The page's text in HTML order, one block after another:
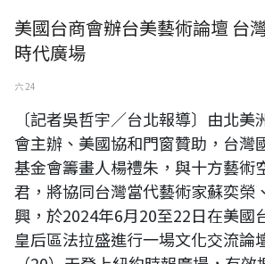
美國台商會辦台美藝術論壇 台
時代廣場
六 24
〔記者吳哲宇／台北報導〕由北
會主辦、美國協和門窗贊助，台灣
基金會籌畫人楊禮朱，與十方藝術
君，將協同台灣當代藝術家蘇奕榮
興，於2024年6月20至22日在美國
皇后區法拉盛進行一場文化交流論